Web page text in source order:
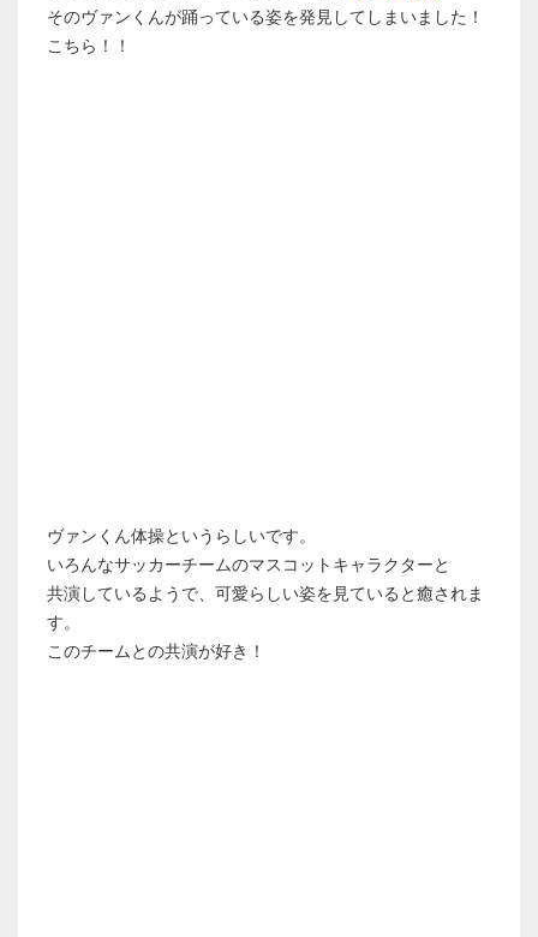
そのヴァンくんが踊っている姿を発見してしまいました！
こちら！！
ヴァンくん体操というらしいです。
いろんなサッカーチームのマスコットキャラクターと
共演しているようで、可愛らしい姿を見ていると癒されま
す。
このチームとの共演が好き！